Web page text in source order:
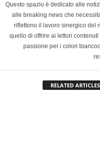
Questo spazio è dedicato alle
alle breaking news che
riflettono il lavoro sinergico del
quello di offrire ai lettori
passione per i colori
RELATED ARTICLES